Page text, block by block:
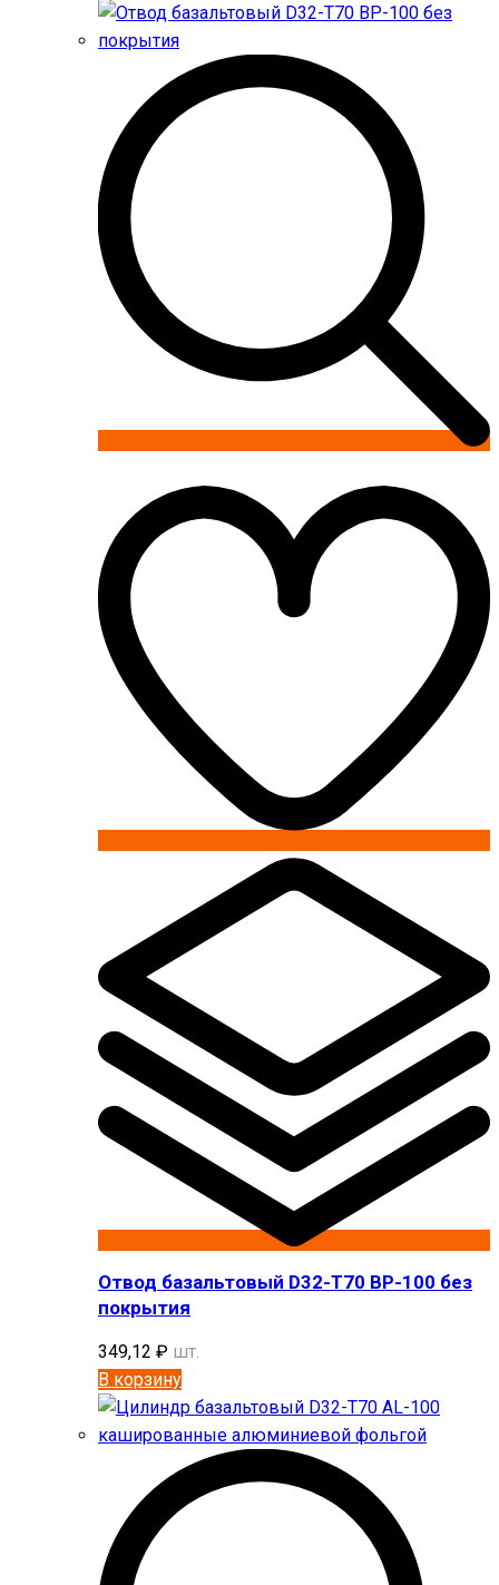
Отвод базальтовый D32-T70 BP-100 без
покрытия
349,12 ₽ шт.
В корзину